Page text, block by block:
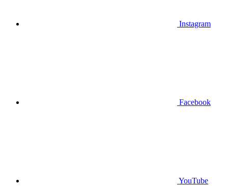
Instagram
Facebook
YouTube